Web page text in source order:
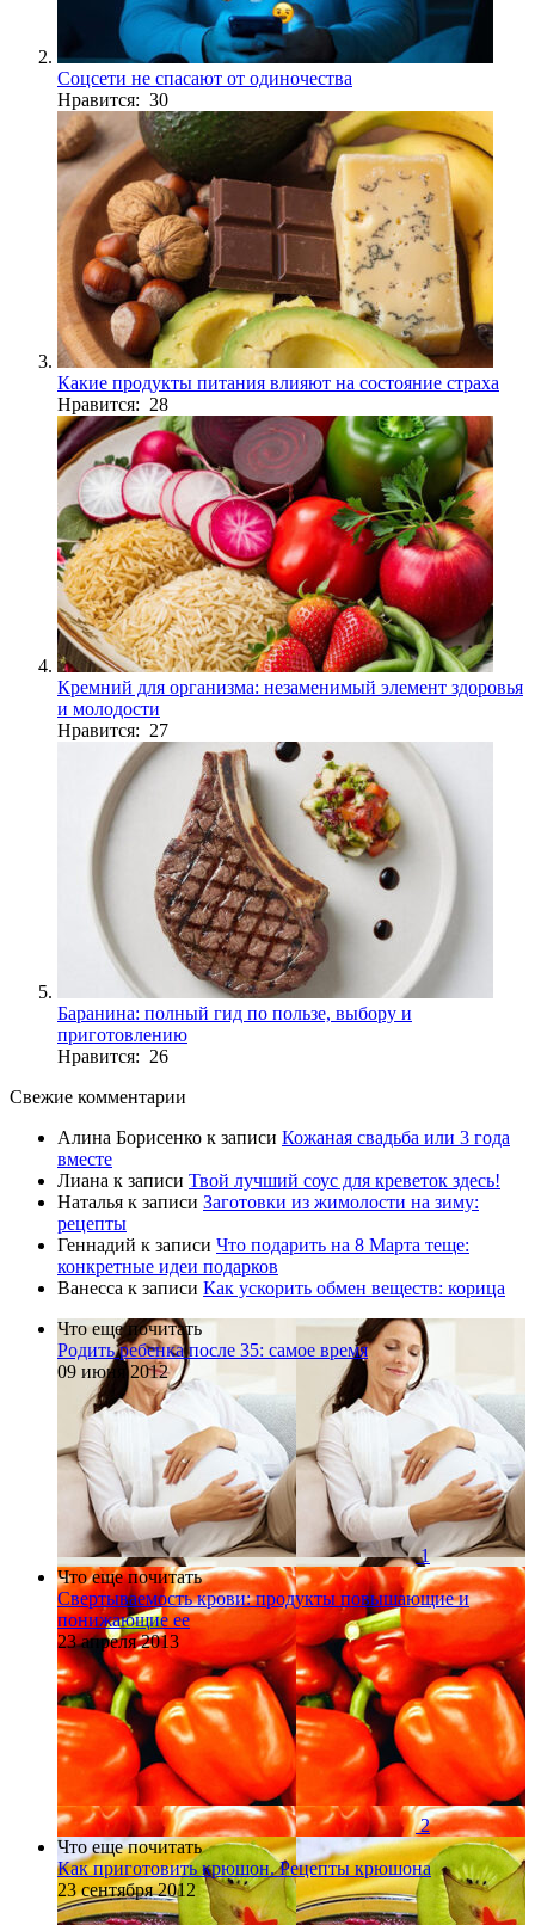
Соцсети не спасают от одиночества
Нравится: 30
Какие продукты питания влияют на состояние страха
Нравится: 28
Кремний для организма: незаменимый элемент здоровья
и молодости
Нравится: 27
Баранина: полный гид по пользе, выбору и
приготовлению
Нравится: 26
Свежие комментарии
Алина Борисенко к записи Кожаная свадьба или 3 года
вместе
Лиана к записи Твой лучший соус для креветок здесь!
Наталья к записи Заготовки из жимолости на зиму:
рецепты
Геннадий к записи Что подарить на 8 Марта теще:
конкретные идеи подарков
Ванесса к записи Как ускорить обмен веществ: корица
Что еще почитать
Родить ребенка после 35: самое время
09 июня 2012
1
Что еще почитать
Свертываемость крови: продукты повышающие и
понижающие ее
23 апреля 2013
2
Что еще почитать
Как приготовить крюшон. Рецепты крюшона
23 сентября 2012